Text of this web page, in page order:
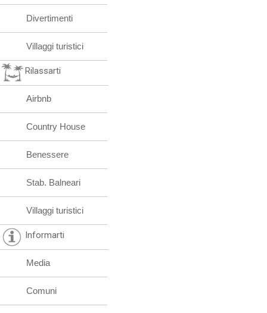
Divertimenti
Villaggi turistici
Rilassarti
Airbnb
Country House
Benessere
Stab. Balneari
Villaggi turistici
Informarti
Media
Comuni